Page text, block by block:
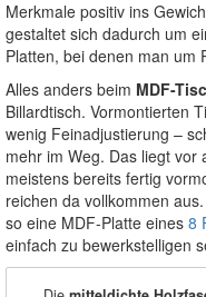
Merkmale positiv ins
gestaltet sich dadurch um
Platten, bei denen man um
Alles anders beim MDF-
Billardtisch. Vormontierten
wenig Feinadjustierung –
mehr im Weg. Das liegt vor
meistens bereits fertig
reichen da vollkommen
so eine MDF-Platte eines 8
einfach zu bewerkstelligen